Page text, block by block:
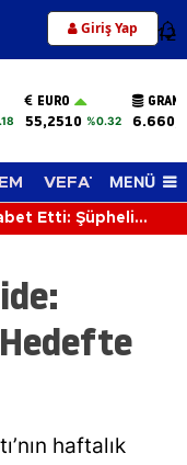
Giriş Yap 12
EURO
55,2510 %0.32
VEFAT EDENLER
MENÜ
Etti: Şüpheli
haftalık